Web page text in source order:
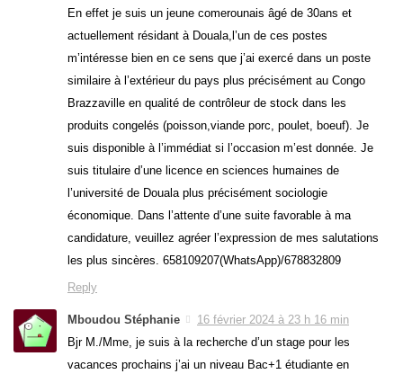
En effet je suis un jeune comerounais âgé de 30ans et
actuellement résidant à Douala,l’un de ces postes
m’intéresse bien en ce sens que j’ai exercé dans un poste
similaire à l’extérieur du pays plus précisément au Congo
Brazzaville en qualité de contrôleur de stock dans les
produits congelés (poisson,viande porc, poulet, boeuf). Je
suis disponible à l’immédiat si l’occasion m’est donnée. Je
suis titulaire d’une licence en sciences humaines de
l’université de Douala plus précisément sociologie
économique. Dans l’attente d’une suite favorable à ma
candidature, veuillez agréer l’expression de mes salutations
les plus sincères. 658109207(WhatsApp)/678832809
Reply
Mboudou Stéphanie
16 février 2024 à 23 h 16 min
Bjr M./Mme, je suis à la recherche d’un stage pour les
vacances prochains j’ai un niveau Bac+1 étudiante en